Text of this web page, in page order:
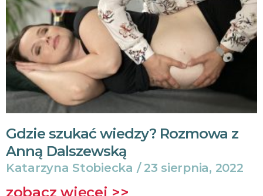
Gdzie szukać wiedzy? Rozmowa z
Anną Dalszewską
Katarzyna Stobiecka 23 sierpnia, 2022
zobacz więcej >>